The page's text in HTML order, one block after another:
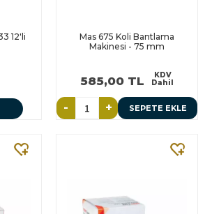
12'li
Mas 675 Koli Bantlama
Makinesi - 75 mm
585,00 TL
KDV
Dahil
- + SEPETE EKLE